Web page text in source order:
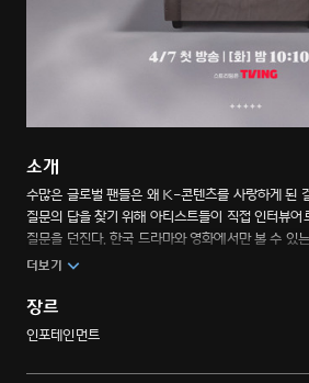
소개
수많은 글로벌 팬들은 왜 K-콘텐츠를 사랑하게 된
질문의 답을 찾기 위해 아티스트들이 직접 인터뷰어
질문을 던진다. 한국 드라마와 영화에서만 볼 수
완벽한 퍼포먼스와 음악성 등 K-콘텐츠가 어떻게
국내 최초 보이스 다큐멘터리.
더보기
장르
인포테인먼트